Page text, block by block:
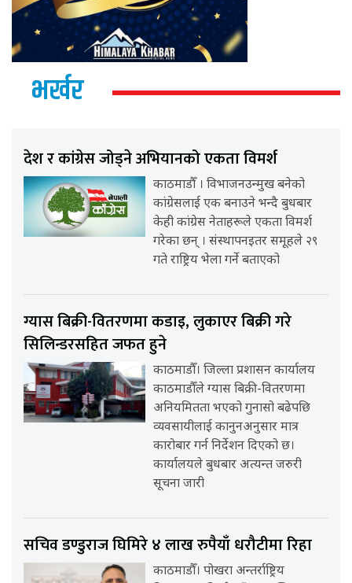
भर्खर
देश र कांग्रेस जोड्ने अभियानको एकता विमर्श
काठमाडौँ । विभाजनउन्मुख बनेको
कांग्रेसलाई एक बनाउने भन्दै बुधबार
केही कांग्रेस नेताहरूले एकता विमर्श
गरेका छन् । संस्थापनइतर समूहले २९
गते राष्ट्रिय भेला गर्ने बताएको
ग्यास बिक्री-वितरणमा कडाइ, लुकाएर बिक्री गरे
सिलिन्डरसहित जफत हुने
काठमाडौँ। जिल्ला प्रशासन कार्यालय
काठमाडौँले ग्यास बिक्री-वितरणमा
अनियमितता भएको गुनासो बढेपछि
व्यवसायीलाई कानुनअनुसार मात्र
कारोबार गर्न निर्देशन दिएको छ।
कार्यालयले बुधबार अत्यन्त जरुरी
सूचना जारी
सचिव डण्डुराज घिमिरे ४ लाख रुपैयाँ धरौटीमा रिहा
काठमाडौँ। पोखरा अन्तर्राष्ट्रिय